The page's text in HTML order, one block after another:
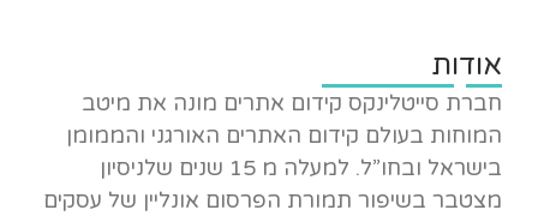
אודות
חברת סייטלינקס קידום אתרים מונה את מיטב
המוחות בעולם קידום האתרים האורגני והממומן
בישראל ובחו”ל. למעלה מ 15 שנים שלניסיון
מצטבר בשיפור תמורת הפרסום אונליין של עסקים